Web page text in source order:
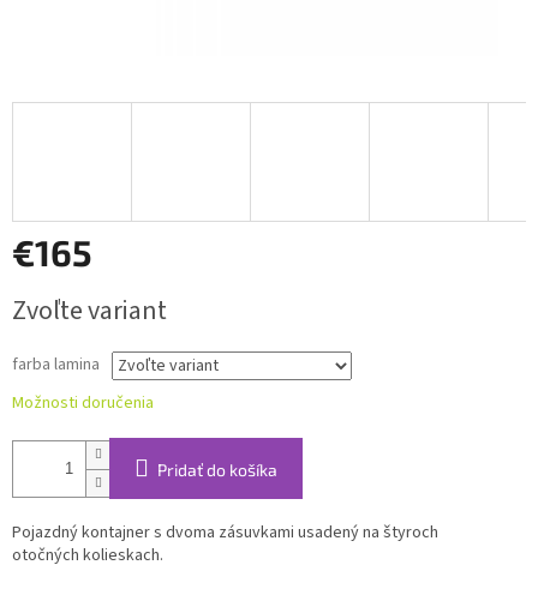
€165
cena:
Zvoľte variant
farba lamina
Možnosti doručenia
Pridať do košíka
Pojazdný kontajner s dvoma zásuvkami usadený na štyroch
otočných kolieskach.